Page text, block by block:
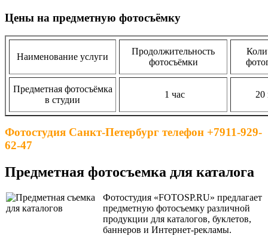
Цены на предметную фотосъёмку
Наименование услуги
Продолжительность
фотосъёмки
Предметная фотосъёмка
в студии
1 час 20
Фотостудия Санкт-Петербург телефон +7911-929-
62-47
Предметная фотосъемка для каталога
Фотостудия «FOTOSP.RU» предлагает
предметную фотосъемку различной
продукции для каталогов, буклетов,
баннеров и Интернет-рекламы.